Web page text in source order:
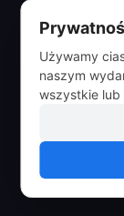
Używamy
naszym
wszystkie lub